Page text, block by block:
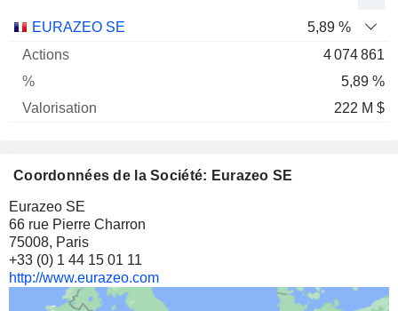
Nom Actions %
EURAZEO SE
5,89 %
4 074 861
5,89 %
222 M $
Coordonnées de la Société: Eurazeo SE
Eurazeo SE
66 rue Pierre Charron
75008, Paris
+33 (0) 1 44 15 01 11
http://www.eurazeo.com